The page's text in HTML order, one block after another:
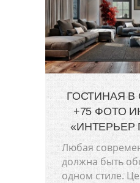
ГОСТИНАЯ В
+75 ФОТО
«ИНТЕРЬЕР
Любая
должна быть
одном стиле.